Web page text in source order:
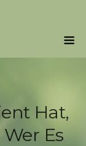
Hat,
Es